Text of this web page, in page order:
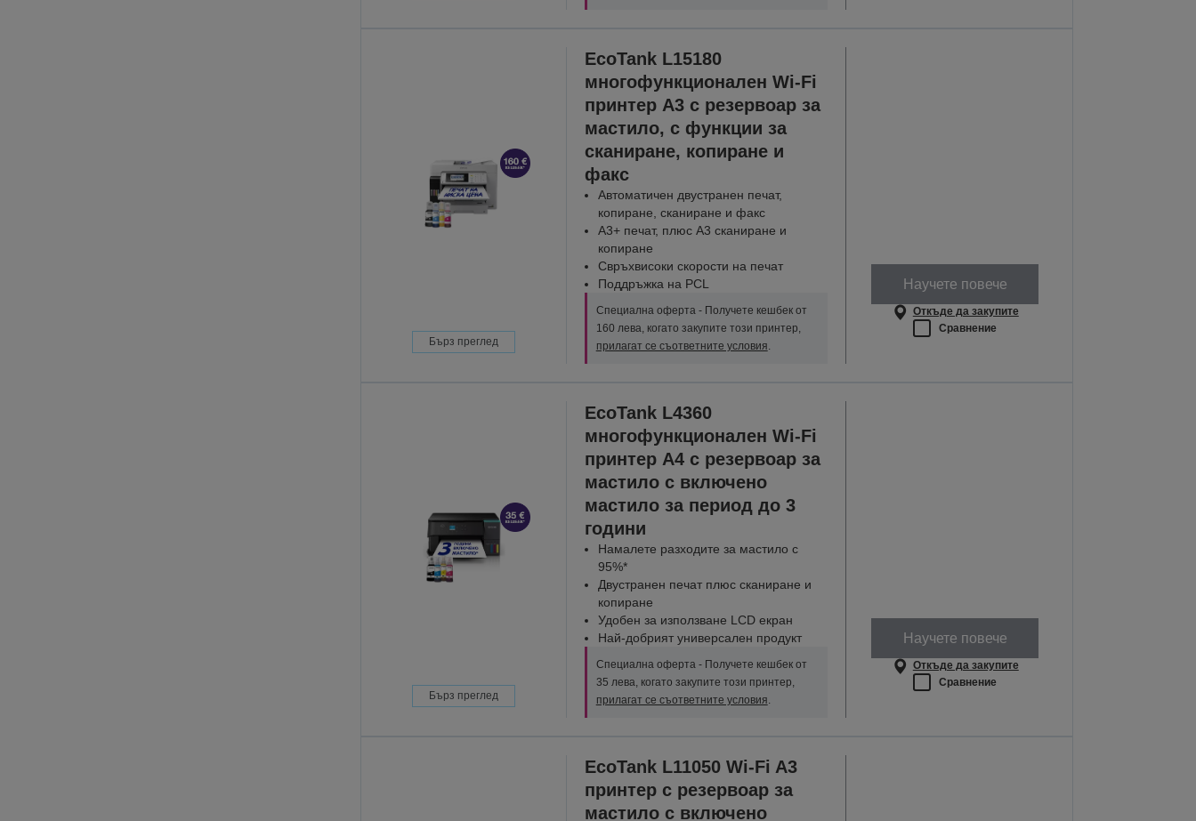
Бърз преглед
EcoTank L15180
многофункционален Wi-Fi
принтер А3 с резервоар за
мастило, с функции за
сканиране, копиране и
факс
Автоматичен двустранен печат,
копиране, сканиране и факс
A3+ печат, плюс A3 сканиране и
копиране
Свръхвисоки скорости на печат
Поддръжка на PCL
Специална оферта - Получете кешбек от
160 лева, когато закупите този принтер,
прилагат се съответните условия.
Научете повече
Откъде да закупите
Сравнение
Бърз преглед
EcoTank L4360
многофункционален Wi-Fi
принтер A4 с резервоар за
мастило с включено
мастило за период до 3
години
Намалете разходите за мастило с
95%*
Двустранен печат плюс сканиране и
копиране
Удобен за използване LCD екран
Най-добрият универсален продукт
Специална оферта - Получете кешбек от
35 лева, когато закупите този принтер,
прилагат се съответните условия.
Научете повече
Откъде да закупите
Сравнение
EcoTank L11050 Wi-Fi A3
принтер с резервоар за
мастило с включено